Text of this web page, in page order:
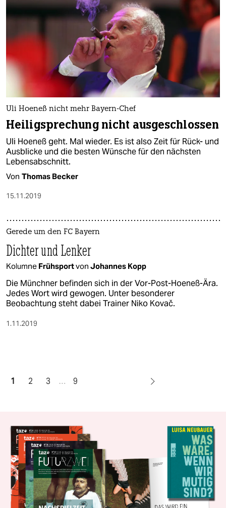
Uli Hoeneß nicht mehr Bayern-Chef
Heiligsprechung nicht ausgeschlossen
Uli Hoeneß geht. Mal wieder. Es ist also Zeit für Rück- und
Ausblicke und die besten Wünsche für den nächsten
Lebensabschnitt.
Von Thomas Becker
15.11.2019
Gerede um den FC Bayern
Dichter und Lenker
Kolumne Frühsportvon Johannes Kopp
Die Münchner befinden sich in der Vor-Post-Hoeneß-Ära.
Jedes Wort wird gewogen. Unter besonderer
Beobachtung steht dabei Trainer Niko Kovač.
1.11.2019
1 2 3 … 9